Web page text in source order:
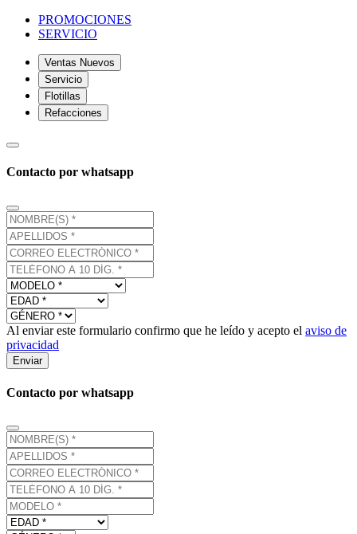
PROMOCIONES
SERVICIO
Ventas Nuevos
Servicio
Flotillas
Refacciones
Contacto por whatsapp
Al enviar este formulario confirmo que he leído y acepto el aviso de
privacidad
Enviar
Contacto por whatsapp